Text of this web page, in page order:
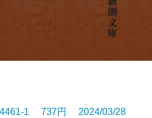
1 737円 2024/03/28